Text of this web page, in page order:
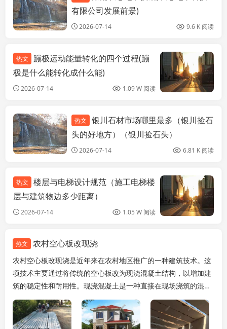
有限公司发展前景)
2026-07-14 9.6 K 阅读
热文
蹦极运动能量转化的四个过程(蹦
极是什么能转化成什么能)
2026-07-14 1.09 W 阅读
装饰家装设计
热文
银川石材市场哪里最多（银川捡石
头的好地方）（银川捡石头）
2026-07-14 6.81 K 阅读
热文
楼层与电梯设计规范（施工电梯楼
层与建筑物边多少距离）
2026-07-14 1.05 W 阅读
热文 农村空心板改现浇
农村空心板改现浇是近年来在农村地区推广的一种建筑技术。这
项技术主要通过将传统的空心板改为现浇混凝土结构，以增加建
筑的稳定性和耐用性。现浇混凝土是一种直接在现场浇筑的混凝
土，与传统的预制混凝土相比，现浇混凝土具有更好的...